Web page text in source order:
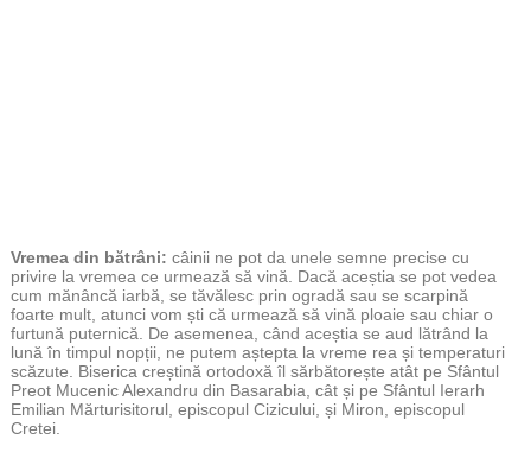
Vremea din bătrâni: câinii ne pot da unele semne precise cu
privire la vremea ce urmează să vină. Dacă aceștia se pot vedea
cum mănâncă iarbă, se tăvălesc prin ogradă sau se scarpină
foarte mult, atunci vom ști că urmează să vină ploaie sau chiar o
furtună puternică. De asemenea, când aceștia se aud lătrând la
lună în timpul nopții, ne putem aștepta la vreme rea și temperaturi
scăzute. Biserica creștină ortodoxă îl sărbătorește atât pe Sfântul
Preot Mucenic Alexandru din Basarabia, cât și pe Sfântul Ierarh
Emilian Mărturisitorul, episcopul Cizicului, și Miron, episcopul
Cretei.